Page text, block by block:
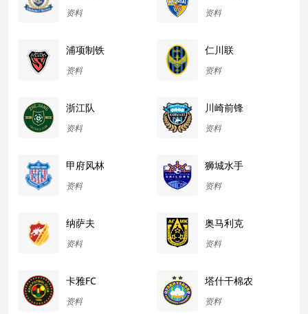
资料 资料
浦项制铁
资料
仁川联
资料
浙江队
资料
川崎前锋
资料
甲府风林
资料
狮城水手
资料
纳萨夫
资料
奥马利克
资料
卡雅FC
资料
塔什干棉农
资料